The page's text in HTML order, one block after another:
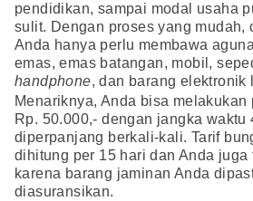
pendidikan, sampai modal usaha
sulit. Dengan proses yang mudah,
Anda hanya perlu membawa
emas, emas batangan, mobil,
handphone, dan barang elektronik
Menariknya, Anda bisa
Rp. 50.000,- dengan jangka waktu
diperpanjang berkali-kali. Tarif
dihitung per 15 hari dan Anda
karena barang jaminan Anda
diasuransikan.